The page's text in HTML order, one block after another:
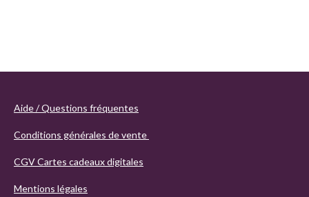
Aide / Questions fréquentes
Conditions générales de vente
CGV Cartes cadeaux digitales
Mentions légales